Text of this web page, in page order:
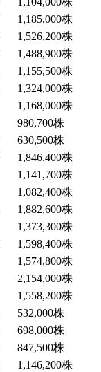
1,185,000株
1,526,200株
1,488,900株
1,155,500株
1,324,000株
1,168,000株
980,700株
630,500株
1,846,400株
1,141,700株
1,082,400株
1,882,600株
1,373,300株
1,598,400株
1,574,800株
2,154,000株
1,558,200株
532,000株
698,000株
847,500株
1,146,200株